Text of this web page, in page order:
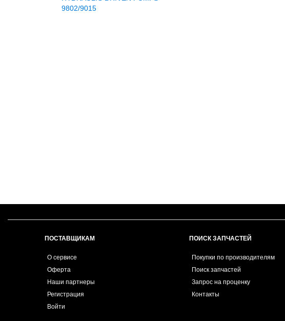
9802/9015
ПОСТАВЩИКАМ
О сервисе
Оферта
Наши партнеры
Регистрация
Войти
ПОИСК ЗАПЧАСТЕЙ
Покупки по производителям
Поиск запчастей
Запрос на проценку
Контакты